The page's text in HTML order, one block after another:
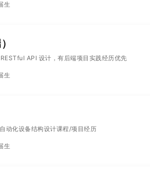
生
API 设计，有后端项目实践经历优先
生
动化设备结构设计课程/项目经历
生